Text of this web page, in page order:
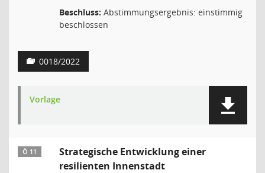
Beschluss: Abstimmungsergebnis: einstimmig
beschlossen
0018/2022
Vorlage
Ö 11
Strategische Entwicklung einer
resilienten Innenstadt